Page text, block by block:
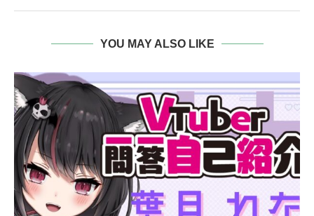
YOU MAY ALSO LIKE